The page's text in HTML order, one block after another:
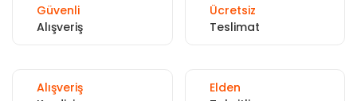
Güvenli
Alışveriş
Ücretsiz
Teslimat
Alışveriş
Elden